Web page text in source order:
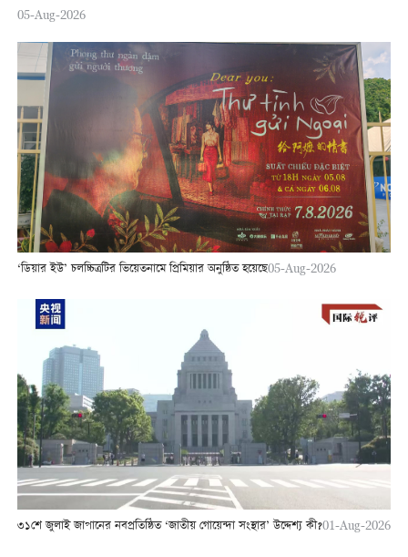
05-Aug-2026
‘ডিয়ার ইউ’ চলচ্চিত্রটির ভিয়েতনামে প্রিমিয়ার অনুষ্ঠিত হয়েছে05-Aug-2026
৩১শে জুলাই জাপানের নবপ্রতিষ্ঠিত ‘জাতীয় গোয়েন্দা সংস্থার’ উদ্দেশ্য কী?01-Aug-2026